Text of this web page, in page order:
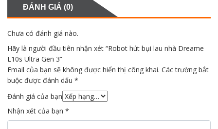
ĐÁNH GIÁ (0)
Chưa có đánh giá nào.
Hãy là người đầu tiên nhận xét “Robot hút bụi lau nhà Dreame
L10s Ultra Gen 3”
Email của bạn sẽ không được hiển thị công khai. Các trường bắt
buộc được đánh dấu *
Đánh giá của bạn
Nhận xét của bạn *